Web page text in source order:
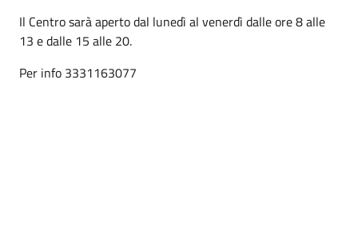
Il Centro sarà aperto dal lunedì al venerdì dalle ore 8 alle
13 e dalle 15 alle 20.
Per info 3331163077